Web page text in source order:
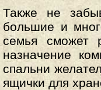
Также не
большие и
семья сможет
назначение
спальни
ящички для